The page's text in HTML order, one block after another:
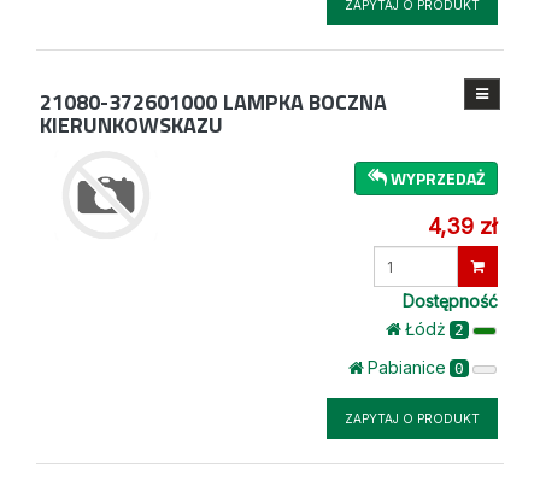
ZAPYTAJ O PRODUKT
21080-372601000 LAMPKA BOCZNA
KIERUNKOWSKAZU
WYPRZEDAŻ
4,39 zł
Dostępność
Łódż 2
Pabianice 0
ZAPYTAJ O PRODUKT